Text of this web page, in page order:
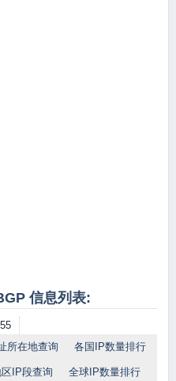
信息列表:
所在地查询 各国IP数量排行
IP段查询 全球IP数量排行